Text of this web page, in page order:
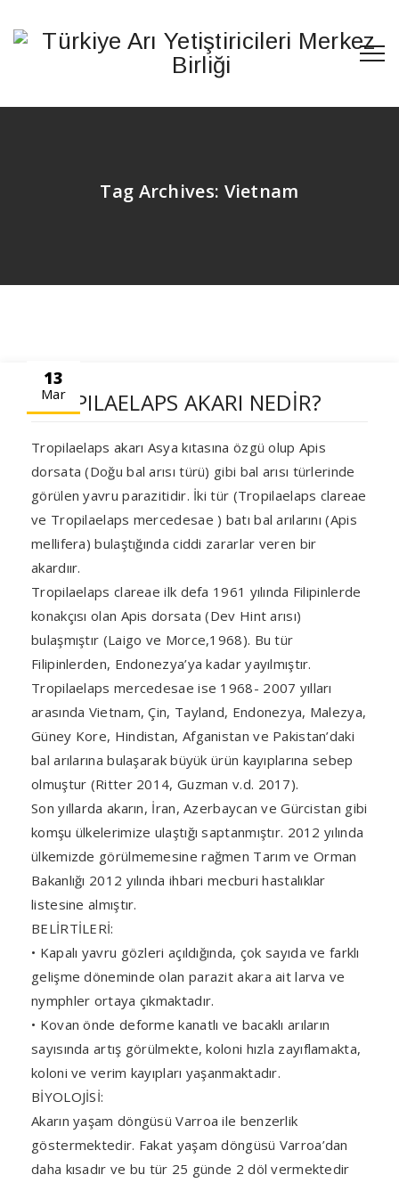
Tag Archives: Vietnam
13
Mar
TROPILAELAPS AKARI NEDİR?
Tropilaelaps akarı Asya kıtasına özgü olup Apis
dorsata (Doğu bal arısı türü) gibi bal arısı türlerinde
görülen yavru parazitidir. İki tür (Tropilaelaps clareae
ve Tropilaelaps mercedesae ) batı bal arılarını (Apis
mellifera) bulaştığında ciddi zararlar veren bir
akardıır.
Tropilaelaps clareae ilk defa 1961 yılında Filipinlerde
konakçısı olan Apis dorsata (Dev Hint arısı)
bulaşmıştır (Laigo ve Morce,1968). Bu tür
Filipinlerden, Endonezya’ya kadar yayılmıştır.
Tropilaelaps mercedesae ise 1968- 2007 yılları
arasında Vietnam, Çin, Tayland, Endonezya, Malezya,
Güney Kore, Hindistan, Afganistan ve Pakistan’daki
bal arılarına bulaşarak büyük ürün kayıplarına sebep
olmuştur (Ritter 2014, Guzman v.d. 2017).
Son yıllarda akarın, İran, Azerbaycan ve Gürcistan gibi
komşu ülkelerimize ulaştığı saptanmıştır. 2012 yılında
ülkemizde görülmemesine rağmen Tarım ve Orman
Bakanlığı 2012 yılında ihbari mecburi hastalıklar
listesine almıştır.
BELİRTİLERİ:
• Kapalı yavru gözleri açıldığında, çok sayıda ve farklı
gelişme döneminde olan parazit akara ait larva ve
nymphler ortaya çıkmaktadır.
• Kovan önde deforme kanatlı ve bacaklı arıların
sayısında artış görülmekte, koloni hızla zayıflamakta,
koloni ve verim kayıpları yaşanmaktadır.
BİYOLOJİSİ:
Akarın yaşam döngüsü Varroa ile benzerlik
göstermektedir. Fakat yaşam döngüsü Varroa’dan
daha kısadır ve bu tür 25 günde 2 döl vermektedir